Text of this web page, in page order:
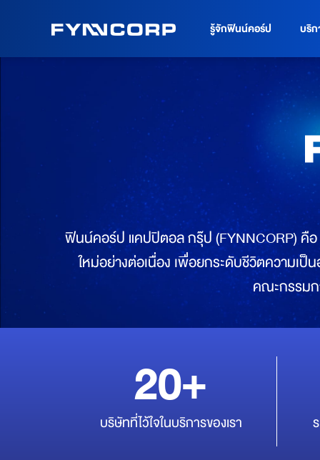
รู้จักฟินน์คอร์ป บริก
ฟินน์คอร์ป แคปปิตอล กรุ๊ป (FYNNCORP) คือ
ใหม่อย่างต่อเนื่อง เพื่อยกระดับชีวิตความเ
คณะกรรมก
20+
บริษัทที่ไว้ใจในบริการของเรา